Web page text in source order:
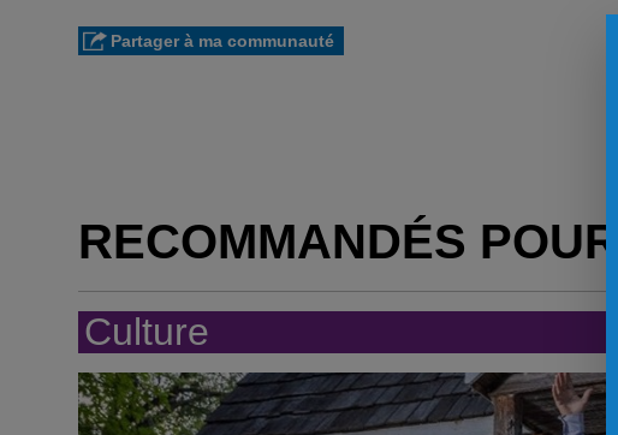
Partager à ma communauté
RECOMMANDÉS
Culture